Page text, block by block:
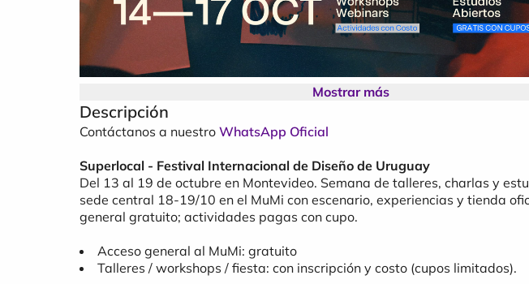
Mostrar más
Descripción
Contáctanos a nuestro WhatsApp Oficial
Superlocal - Festival Internacional de Diseño de Uruguay
Del 13 al 19 de octubre en Montevideo. Semana de talleres, charlas y
sede central 18-19/10 en el MuMi con escenario, experiencias y tienda
general gratuito; actividades pagas con cupo.
Acceso general al MuMi: gratuito
Talleres / workshops / fiesta: con inscripción y costo (cupos limitados).